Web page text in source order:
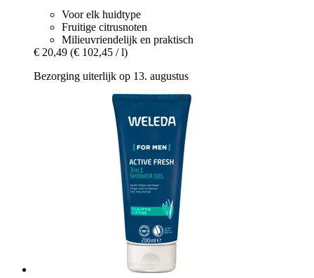
Voor elk huidtype
Fruitige citrusnoten
Milieuvriendelijk en praktisch
€ 20,49 (€ 102,45 / l)
Bezorging uiterlijk op 13. augustus